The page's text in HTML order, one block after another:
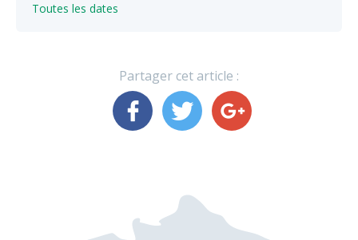
Toutes les dates
Partager cet article :